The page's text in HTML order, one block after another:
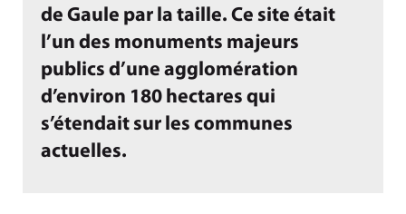
de Gaule par la taille. Ce site était
l’un des monuments majeurs
publics d’une agglomération
d’environ 180 hectares qui
s’étendait sur les communes
actuelles.